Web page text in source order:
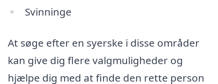
Svinninge
At søge efter en syerske i disse områder
kan give dig flere valgmuligheder og
hjælpe dig med at finde den rette person